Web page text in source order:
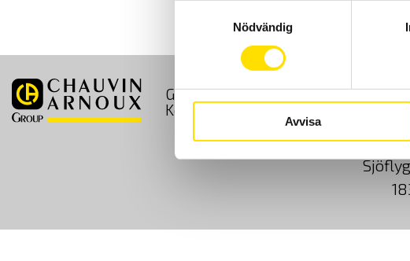
Nödvändig
Avvisa
GDPR Köpvillkor
Kontakt
CA